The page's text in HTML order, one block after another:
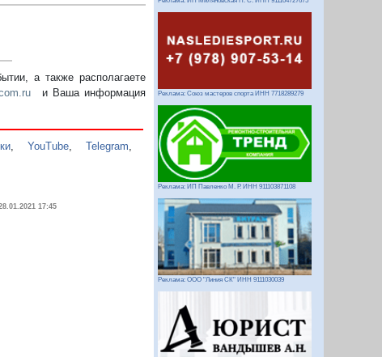
а также располагаете
и Ваша информация
,YouTube ,Telegram
17:45
Реклама: Союз мастеров спорта ИНН 7718289279
Реклама: ИП Павленко М. Р. ИНН 911103871108
Реклама: ООО "Линия СК" ИНН 9111030039